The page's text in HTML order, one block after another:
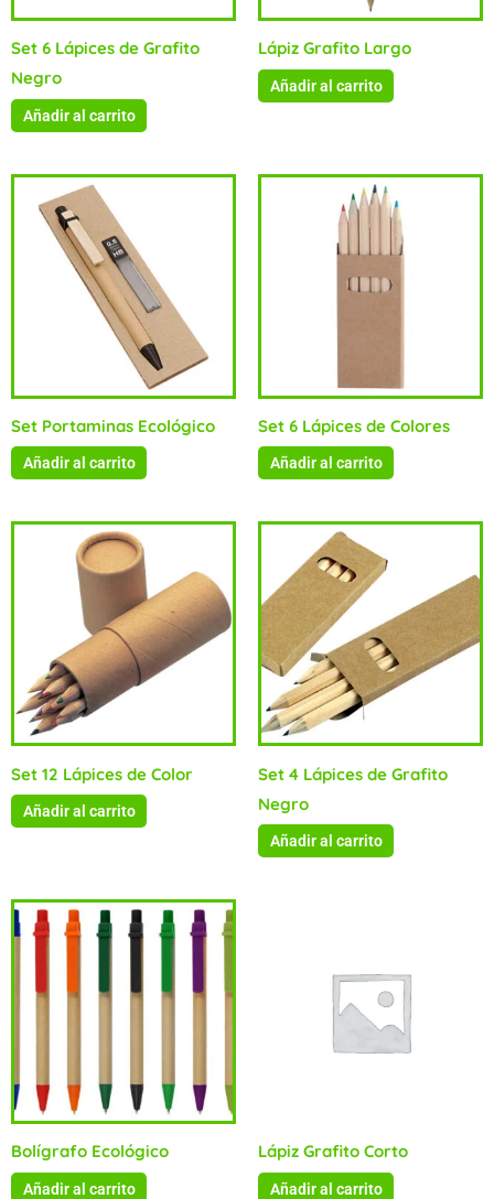
Set 6 Lápices de Grafito
Negro
Añadir al carrito
Lápiz Grafito Largo
Añadir al carrito
Set Portaminas Ecológico
Añadir al carrito
Set 6 Lápices de Colores
Añadir al carrito
Set 12 Lápices de Color
Añadir al carrito
Set 4 Lápices de Grafito
Negro
Añadir al carrito
Bolígrafo Ecológico
Añadir al carrito
Lápiz Grafito Corto
Añadir al carrito